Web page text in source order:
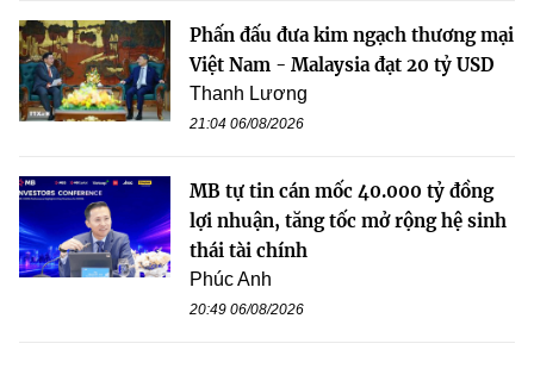
Phấn đấu đưa kim ngạch thương mại
Việt Nam - Malaysia đạt 20 tỷ USD
Thanh Lương
21:04 06/08/2026
MB tự tin cán mốc 40.000 tỷ đồng
lợi nhuận, tăng tốc mở rộng hệ sinh
thái tài chính
Phúc Anh
20:49 06/08/2026